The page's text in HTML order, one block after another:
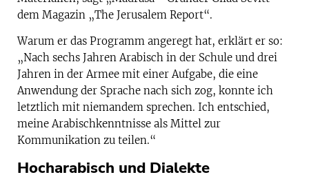
dem Magazin „The Jerusalem Report“.
Warum er das Programm angeregt hat, erklärt er so:
„Nach sechs Jahren Arabisch in der Schule und drei
Jahren in der Armee mit einer Aufgabe, die eine
Anwendung der Sprache nach sich zog, konnte ich
letztlich mit niemandem sprechen. Ich entschied,
meine Arabischkenntnisse als Mittel zur
Kommunikation zu teilen.“
Hocharabisch und Dialekte